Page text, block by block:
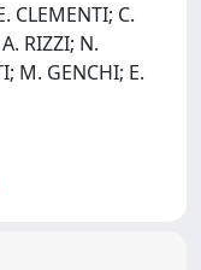
CLEMENTI; C.
RIZZI; N.
M. GENCHI; E.